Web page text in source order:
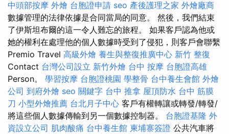
中頭部按摩 外燴 台胞證申請 seo 產後護理之家 外燴廠商
數據管理的法律依據是合同當局的同意。 然後，我們結束
了伊斯坦布爾的這一令人難忘的旅程。 如果客戶認為他或
她的權利在處理他的個人數據時受到了侵犯，則客戶會聯繫
Premio Travel 高級外燴 養生與整復推廣中心 新竹 整復
Contact 台灣公司設立 新竹外燴 台中 按摩 台胞證高雄
Person。 學習按摩 台胞證桃園 學整骨 台中養生會館 外燴
公司 到府外燴 seo 關鍵字 台中 推拿 屋頂防水 台中 筋膜
刀 小型外燴推薦 台北月子中心 客戶有權轉讓或轉發/轉發/
將這些個人數據傳輸到另一個數據控制器。 台胞證基隆 外
資設立公司 肌肉酸痛 台中養生館 柬埔寨簽證 公共汽車將